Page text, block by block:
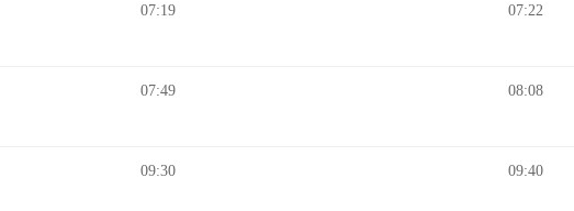
07:19 07:22
07:49 08:08
09:30 09:40